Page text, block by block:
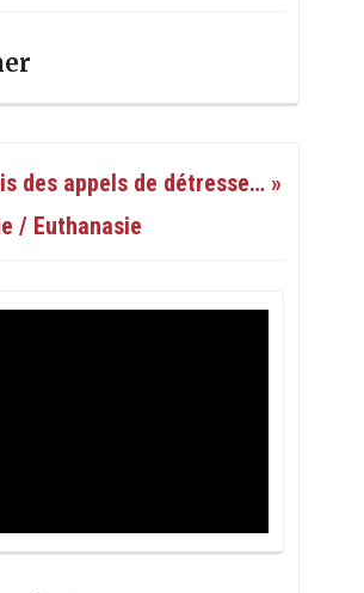
des appels de détresse… »
/ Euthanasie